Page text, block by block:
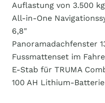
Auflastung von 3.500
All-in-One
6,8"
Panoramadachfenster
Fussmattenset im
E-Stab für TRUMA
100 AH Lithium-Batterie